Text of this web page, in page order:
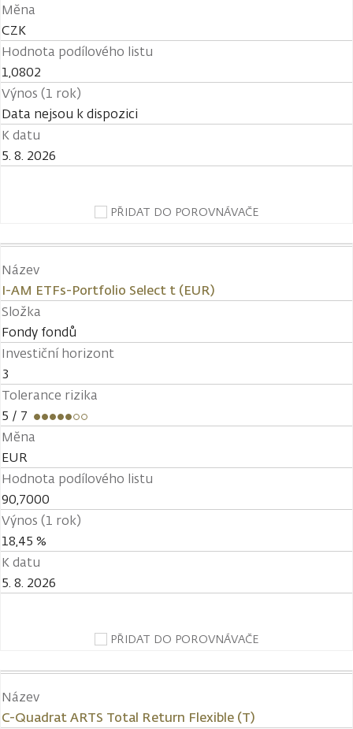
Měna
CZK
Hodnota podílového listu
1,0802
Výnos (1 rok)
Data nejsou k dispozici
K datu
5. 8. 2026
PŘIDAT DO POROVNÁVAČE
Název
I-AM ETFs-Portfolio Select t (EUR)
Složka
Fondy fondů
Investiční horizont
3
Tolerance rizika
5 / 7
Měna
EUR
Hodnota podílového listu
90,7000
Výnos (1 rok)
18,45 %
K datu
5. 8. 2026
PŘIDAT DO POROVNÁVAČE
Název
C-Quadrat ARTS Total Return Flexible (T)